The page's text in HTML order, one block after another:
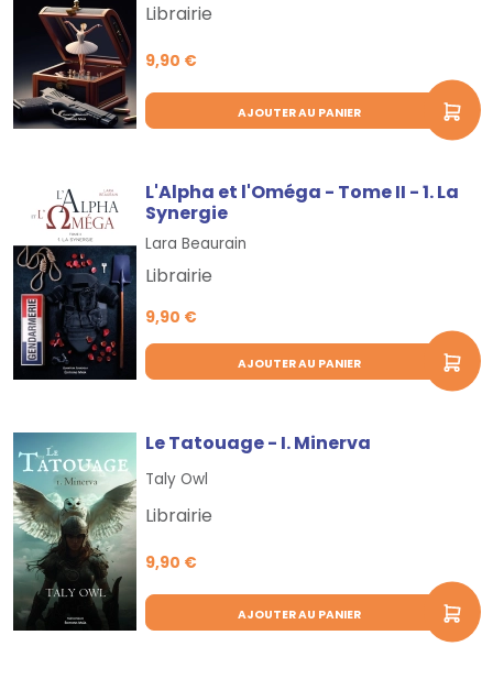
Librairie
9,90 €
AJOUTER AU PANIER
L'Alpha et l'Oméga - Tome II - 1. La
Synergie
Lara Beaurain
Librairie
9,90 €
AJOUTER AU PANIER
Le Tatouage - I. Minerva
Taly Owl
Librairie
9,90 €
AJOUTER AU PANIER